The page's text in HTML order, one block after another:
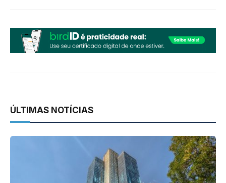
ÚLTIMAS NOTÍCIAS